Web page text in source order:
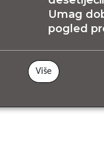
Umag
pogled
Više